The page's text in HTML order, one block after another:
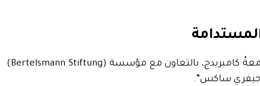
تحسنَ أداءِ مصر في تقرير التنمية المستدامة لعام 2023، وهو التقريرُ الدوريُّ الذي تُصدره جامعةُ كامبريدج، بالتعاون مع مؤسسة (Bertelsmann Stiftung)